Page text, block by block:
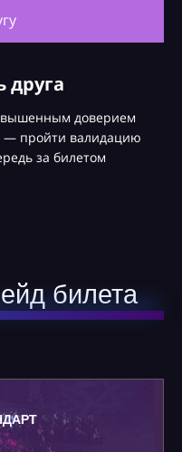
друга
доверием
— пройти валидацию
за билетом
билета